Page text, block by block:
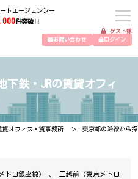
トエージェンシー
件突破!!
ゲスト様
お問い合わせ
ログイン
下鉄・JRの賃貸オフィ
貸オフィス・貸事務所 東京都の沿線から
トロ銀座線）
三越前（東京メトロ